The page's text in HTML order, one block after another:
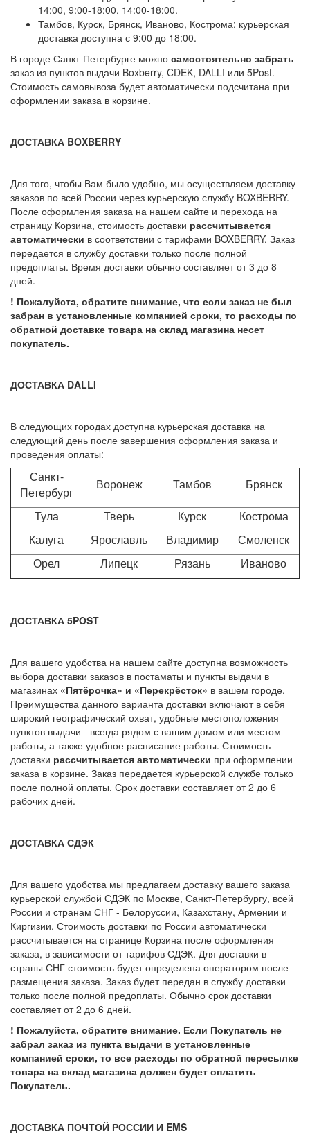
14:00, 9:00-18:00, 14:00-18:00.
Тамбов, Курск, Брянск, Иваново, Кострома: курьерская
доставка доступна с 9:00 до 18:00.
В городе Санкт-Петербурге можно самостоятельно забрать
заказ из пунктов выдачи Boxberry, CDEK, DALLI или 5Post.
Стоимость самовывоза будет автоматически подсчитана при
оформлении заказа в корзине.
ДОСТАВКА BOXBERRY
Для того, чтобы Вам было удобно, мы осуществляем доставку
заказов по всей России через курьерскую службу BOXBERRY.
После оформления заказа на нашем сайте и перехода на
страницу Корзина, стоимость доставки рассчитывается
автоматически в соответствии с тарифами BOXBERRY. Заказ
передается в службу доставки только после полной
предоплаты. Время доставки обычно составляет от 3 до 8
дней.
! Пожалуйста, обратите внимание, что если заказ не был
забран в установленные компанией сроки, то расходы по
обратной доставке товара на склад магазина несет
покупатель.
ДОСТАВКА DALLI
В следующих городах доступна курьерская доставка на
следующий день после завершения оформления заказа и
проведения оплаты:
Санкт-
Петербург
Воронеж Тамбов
Брянск
Тула
Тверь Курск
Кострома
Калуга
Ярославль Владимир
Смоленск
Орел
Липецк Рязань Иваново
ДОСТАВКА 5POST
Для вашего удобства на нашем сайте доступна возможность
выбора доставки заказов в постаматы и пункты выдачи в
магазинах «Пятёрочка» и «Перекрёсток» в вашем городе.
Преимущества данного варианта доставки включают в себя
широкий географический охват, удобные местоположения
пунктов выдачи - всегда рядом с вашим домом или местом
работы, а также удобное расписание работы. Стоимость
доставки рассчитывается автоматически при оформлении
заказа в корзине. Заказ передается курьерской службе только
после полной оплаты. Срок доставки составляет от 2 до 6
рабочих дней.
ДОСТАВКА СДЭК
Для вашего удобства мы предлагаем доставку вашего заказа
курьерской службой СДЭК по Москве, Санкт-Петербургу, всей
России и странам СНГ - Белоруссии, Казахстану, Армении и
Киргизии. Стоимость доставки по России автоматически
рассчитывается на странице Корзина после оформления
заказа, в зависимости от тарифов СДЭК. Для доставки в
страны СНГ стоимость будет определена оператором после
размещения заказа. Заказ будет передан в службу доставки
только после полной предоплаты. Обычно срок доставки
составляет от 2 до 6 дней.
! Пожалуйста, обратите внимание. Если Покупатель не
забрал заказ из пункта выдачи в установленные
компанией сроки, то все расходы по обратной пересылке
товара на склад магазина должен будет оплатить
Покупатель.
ДОСТАВКА ПОЧТОЙ РОССИИ И EMS